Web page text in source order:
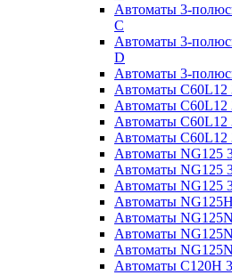
Автоматы 3-
C
Автоматы 3-
D
Автоматы 3-
Автоматы C60L12
Автоматы C60L12
Автоматы
Автоматы C60L12
Автоматы NG125
Автоматы NG125
Автоматы NG125
Автоматы
Автоматы
Автоматы
Автоматы
Автоматы С120Н